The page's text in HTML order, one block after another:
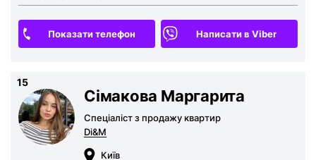
Показати телефон Написати в Viber
15
Сімакова Маргарита
Спеціаліст з продажу квартир
Di&M
Київ